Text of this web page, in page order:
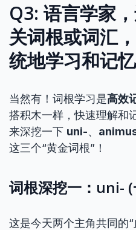
Q3: 语言学家
关词根或词汇
统地学习和记
当然有！词根学习是高效
搭积木一样，快速理解和
来深挖一下 uni-、
这三个“黄金词根”！
词根深挖一：uni-
这是今天两个主角共同的